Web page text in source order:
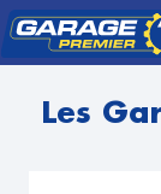
Les